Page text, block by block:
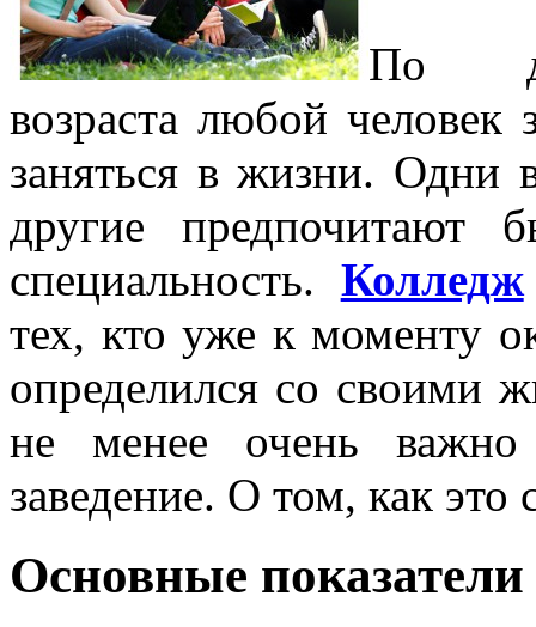
По
возраста любой человек
заняться в жизни. Одни
другие предпочитают
специальность. Колледж
тех, кто уже к моменту
определился со своими
не менее очень важно
заведение. О том, как это
Основные показатели